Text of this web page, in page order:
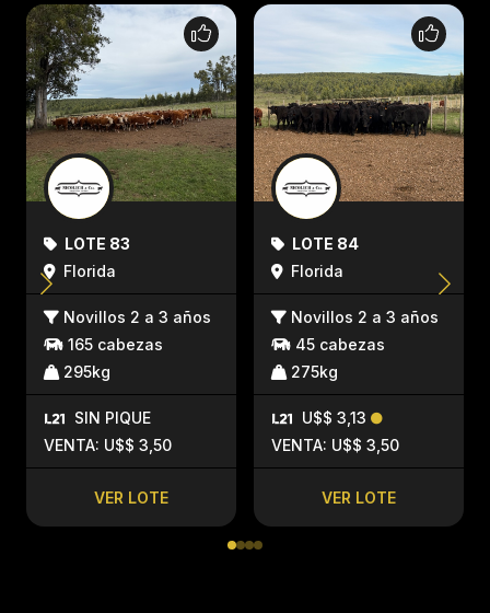
LOTE 83
Florida
Novillos 2 a 3 años
165 cabezas
295kg
SIN PIQUE
VENTA: U$$ 3,50
VER LOTE
LOTE 84
Florida
Novillos 2 a 3 años
45 cabezas
275kg
U$$ 3,13
VENTA: U$$ 3,50
VER LOTE